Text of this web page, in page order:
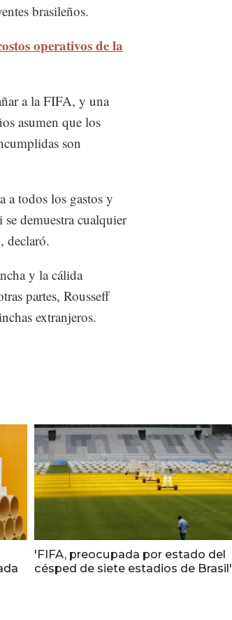
brasileños.
operativos de la
a la FIFA, y una
asumen que los
son
a todos los gastos y
demuestra cualquier
declaró.
y la cálida
partes, Rousseff
extranjeros.
'FIFA, preocupada por estado del
césped de siete estadios de Brasil'